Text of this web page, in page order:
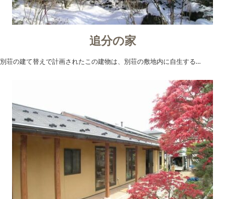
追分の家
別荘の建て替えで計画されたこの建物は、別荘の敷地内に自生する…